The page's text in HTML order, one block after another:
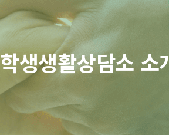
학생생활상담소 소